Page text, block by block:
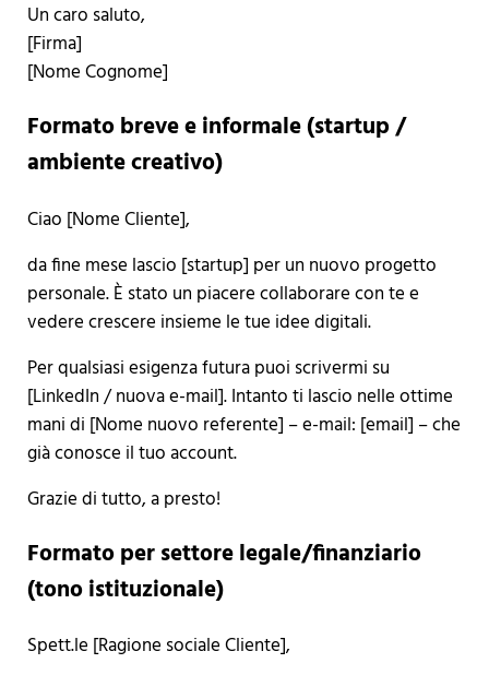
Un caro saluto,
[Firma]
[Nome Cognome]
Formato breve e informale (startup /
ambiente creativo)
Ciao [Nome Cliente],
da fine mese lascio [startup] per un nuovo progetto
personale. È stato un piacere collaborare con te e
vedere crescere insieme le tue idee digitali.
Per qualsiasi esigenza futura puoi scrivermi su
[LinkedIn / nuova e-mail]. Intanto ti lascio nelle ottime
mani di [Nome nuovo referente] – e-mail: [email] – che
già conosce il tuo account.
Grazie di tutto, a presto!
Formato per settore legale/finanziario
(tono istituzionale)
Spett.le [Ragione sociale Cliente],